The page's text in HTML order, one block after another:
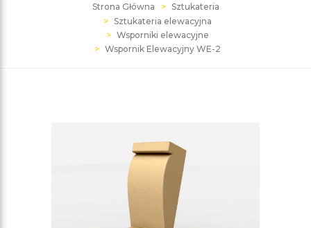
Strona Główna
Sztukateria
Sztukateria elewacyjna
Wsporniki elewacyjne
Wspornik Elewacyjny WE-2